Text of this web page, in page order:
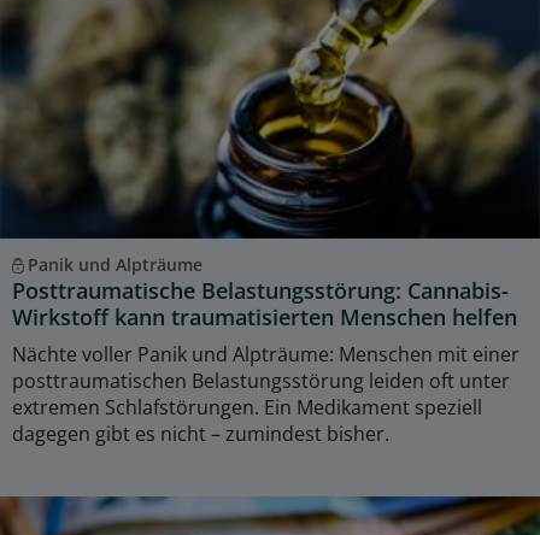
Panik und Alpträume
Posttraumatische Belastungsstörung: Cannabis-
Wirkstoff kann traumatisierten Menschen helfen
Nächte voller Panik und Alpträume: Menschen mit einer
posttraumatischen Belastungsstörung leiden oft unter
extremen Schlafstörungen. Ein Medikament speziell
dagegen gibt es nicht – zumindest bisher.